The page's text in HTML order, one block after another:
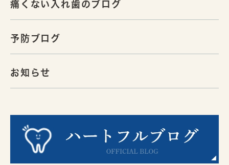
痛くない入れ歯のブログ
予防ブログ
お知らせ